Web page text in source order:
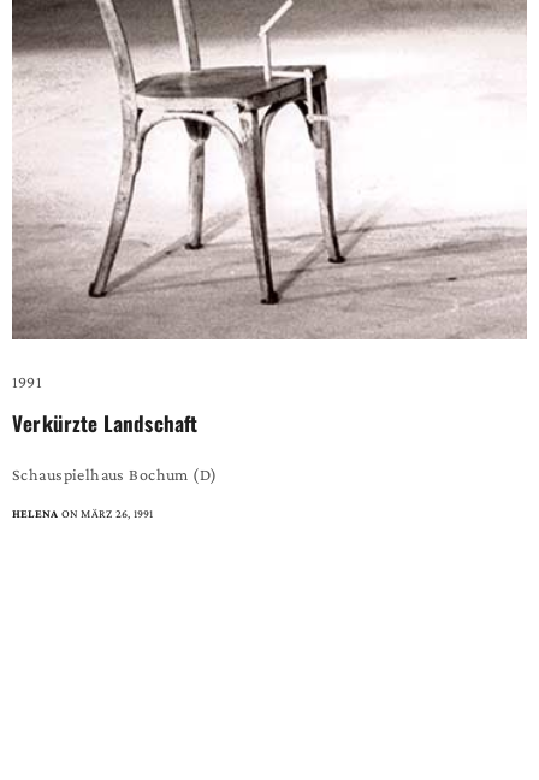
1991
Verkürzte Landschaft
Schauspielhaus Bochum (D)
HELENA ON MÄRZ 26, 1991